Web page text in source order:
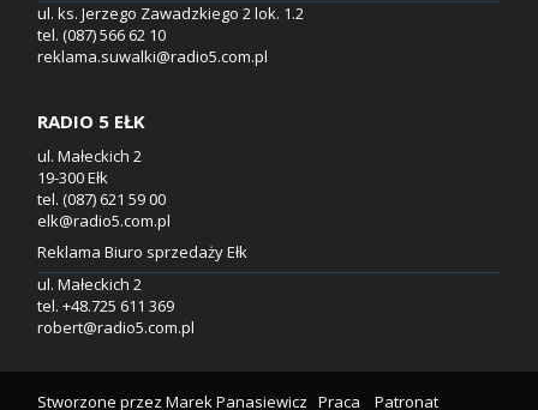
ul. ks. Jerzego Zawadzkiego 2 lok. 1.2
tel. (087) 566 62 10
reklama.suwalki@radio5.com.pl
RADIO 5 EŁK
ul. Małeckich 2
19-300 Ełk
tel. (087) 621 59 00
elk@radio5.com.pl
Reklama Biuro sprzedaży Ełk
ul. Małeckich 2
tel. +48.725 611 369
robert@radio5.com.pl
Stworzone przez Marek Panasiewicz Praca Patronat